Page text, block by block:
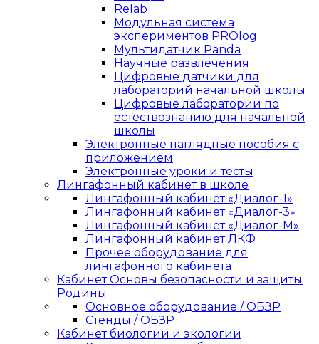
Relab
Модульная система
экспериментов PROlog
Мультидатчик Panda
Научные развлечения
Цифровые датчики для
лабораторий начальной школы
Цифровые лаборатории по
естествознанию для начальной
школы
Электронные наглядные пособия с
приложением
Электронные уроки и тесты
Лингафонный кабинет в школе
Лингафонный кабинет «Диалог-1»
Лингафонный кабинет «Диалог-3»
Лингафонный кабинет «Диалог-М»
Лингафонный кабинет ЛКФ
Прочее оборудование для
лингафонного кабинета
Кабинет Основы безопасности и защиты
Родины
Основное оборудование / ОБЗР
Стенды / ОБЗР
Кабинет биологии и экологии